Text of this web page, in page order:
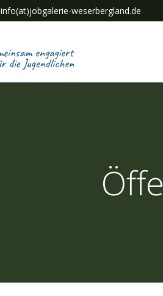
info(at)jobgalerie-weserbergland.de